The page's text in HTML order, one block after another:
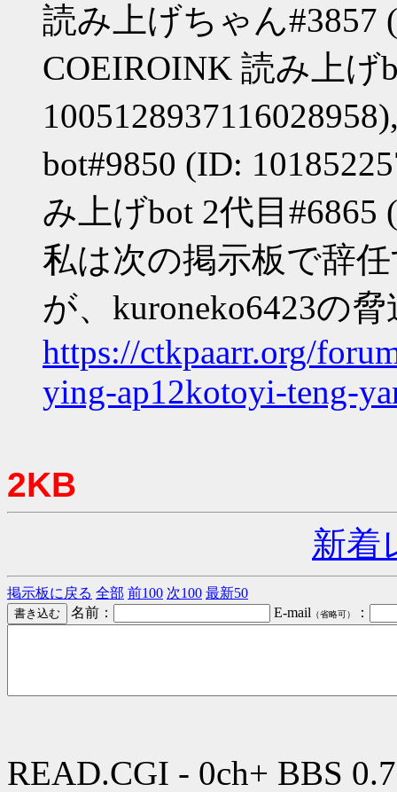
読み上げちゃん#3857
COEIROINK 読み上げ
bot#9850 (ID:
み上げbot 2代目#6865
私は次の掲示板で辞
が、kuroneko6423の
https://ctkpaarr.org/
ying-ap12kotoyi-teng-
2KB
新着
掲示板に戻る 全部 前100 次100 最新50
名前：
E-mail （省略可） ：
READ.CGI - 0ch+ BBS